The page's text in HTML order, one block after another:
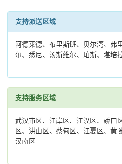
支持派送区域
阿德莱德、布里斯班、贝尔湾、弗
尔、悉尼、汤斯维尔、珀斯、堪培拉
支持服务区域
武汉市区、江岸区、江汉区、硚口
区、洪山区、蔡甸区、江夏区、黄
汉南区